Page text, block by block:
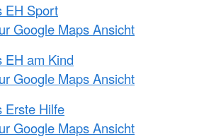
EH Sport
Google Maps Ansicht
EH am Kind
Google Maps Ansicht
Erste Hilfe
Google Maps Ansicht